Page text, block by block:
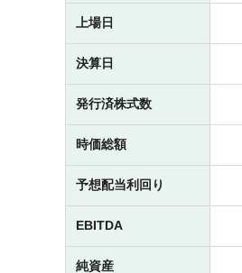
上場日
決算日
発行済株式数
時価総額
予想配当利回り
EBITDA
純資産